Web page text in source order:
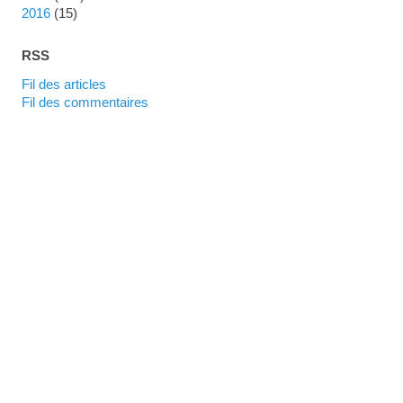
2016 (15)
RSS
Fil des articles
Fil des commentaires